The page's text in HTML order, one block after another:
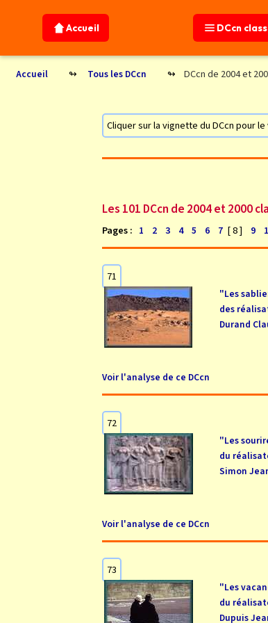
Accueil DCcn
Accueil Tous les DCcn DCcn de 2004 et
Cliquer sur la vignette du DCcn pour
Les 101 DCcn de 2004 et 2000
Pages : 1 2 3 4 5 6 7 [ 8 ] 9
71
"Les
des
Durand
Voir l'analyse de ce DCcn
72
"Les
du
Simon
Voir l'analyse de ce DCcn
73
"Les
du
Dupuis